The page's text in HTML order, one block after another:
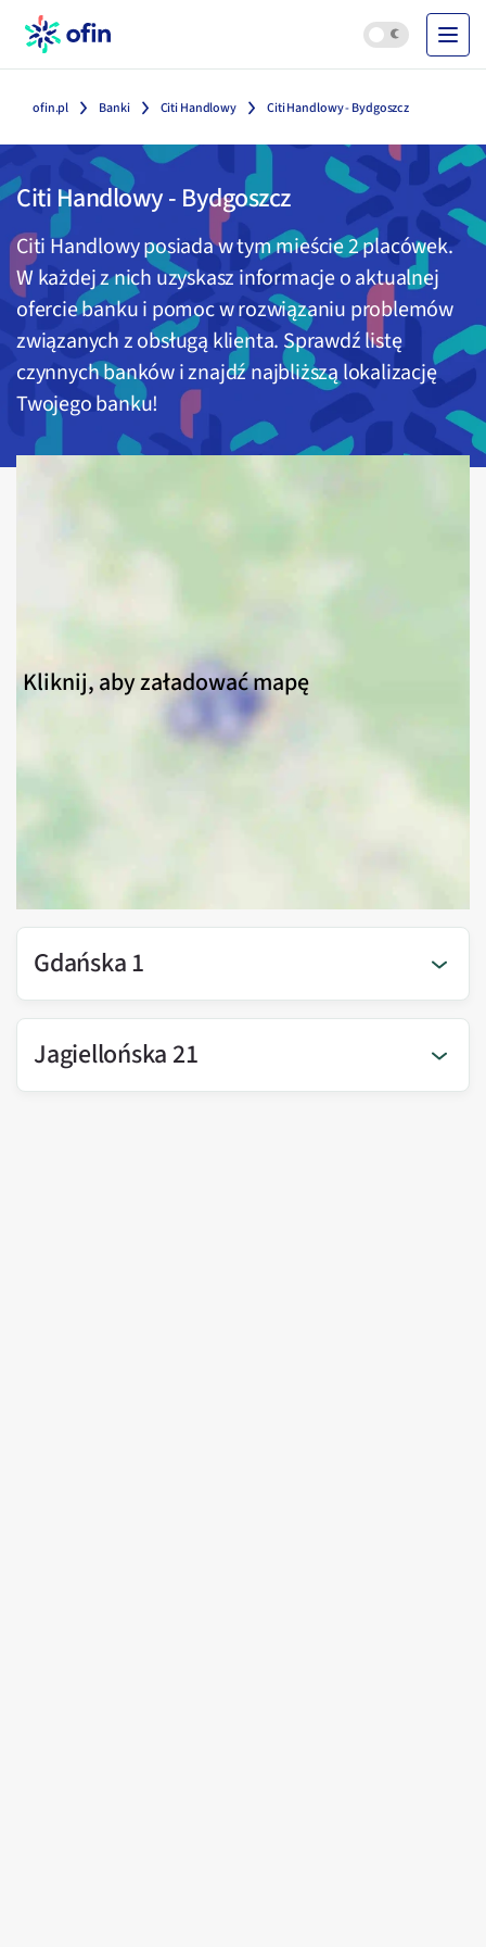
ofin.pl Banki Citi Handlowy Citi Handlowy - Bydgoszcz
Citi Handlowy- Bydgoszcz
Citi Handlowyposiada w tym mieście2placówek.
W każdej z nich uzyskasz informacje o aktualnej
ofercie banku i pomoc w rozwiązaniu problemów
związanych z obsługą klienta. Sprawdź listę
czynnych banków i znajdź najbliższą lokalizację
Twojego banku!
Kliknij, aby załadować mapę
Gdańska 1
Jagiellońska 21